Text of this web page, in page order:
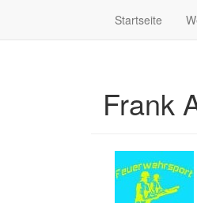
Startseite
Frank